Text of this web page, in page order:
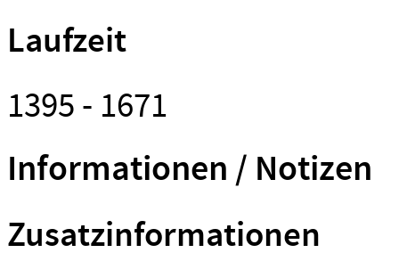
Laufzeit
1395 - 1671
Informationen / Notizen
Zusatzinformationen